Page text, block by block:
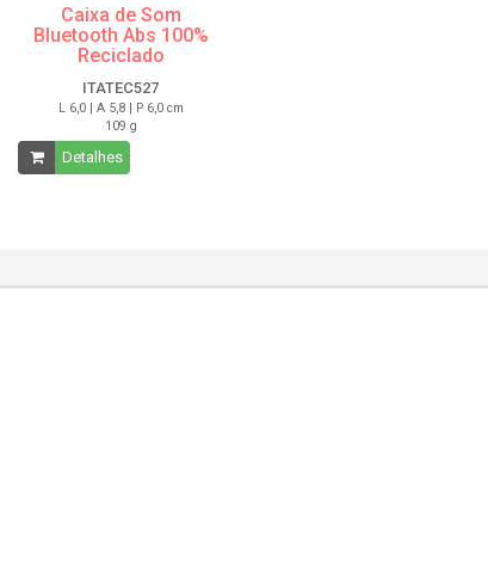
Caixa de Som
Bluetooth Abs 100%
Reciclado
ITATEC527
L 6,0 | A 5,8 | P 6,0 cm
109 g
Detalhes